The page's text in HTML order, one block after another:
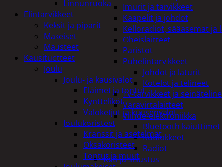
Imurit ja tarvikkeet
Kaapelit ja johdot
Kelloradiot, sääasemat
Oheislaitteet
Paristot
Puhelintarvikkeet
Johdot ja laturit
Kotelot ja telineet
Tv-tarvikkeet ja
Varavirtalaitteet
Viihde-elektroniikka
Bluetooth kaiuttimet
Kuulokkeet
Radiot
Koti ja sisustus
Linnunruoka
Elintarvikkeet
Keksit ja piparit
Makeiset
Mausteet
Kausituotteet
Joulu
Joulu- ja kausivalot
Eläimet ja tontut
Kyntteliköt
Valoketjut ja kuusenvalot
Joulukoristeet
Kranssit ja asetelmat
Oksakoristeet
Tontut ja muut